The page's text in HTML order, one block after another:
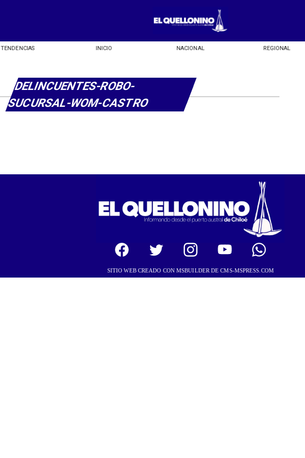
TENDENCIAS INICIO NACIONAL REGIONAL
DELINCUENTES-ROBO-
SUCURSAL-WOM-CASTRO
SITIO WEB CREADO CON MSBUILDER DE CMS-MSPRESS.COM